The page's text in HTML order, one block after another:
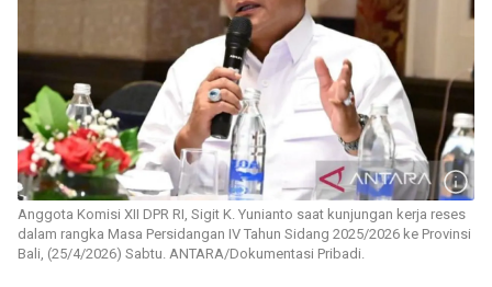
Anggota Komisi XII DPR RI, Sigit K. Yunianto saat kunjungan kerja reses
dalam rangka Masa Persidangan IV Tahun Sidang 2025/2026 ke Provinsi
Bali, (25/4/2026) Sabtu. ANTARA/Dokumentasi Pribadi.